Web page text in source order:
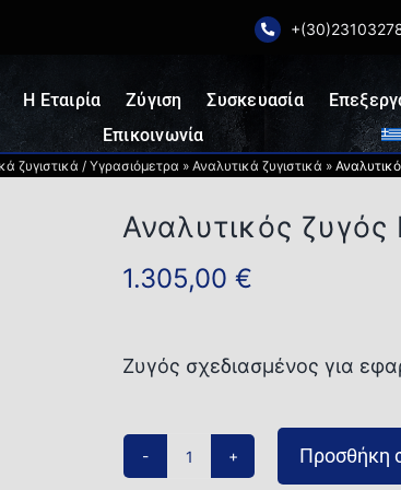
Η Εταιρία Ζύγιση Συσκευασία
Επικοινωνία
ζυγιστικά / Υγρασιόμετρα » Αναλυτικά ζυγιστικά »
Αναλυτικός ζυγός
1.305,00 €
Ζυγός σχεδιασμένος για
Αναλυτικός
Προσθήκη